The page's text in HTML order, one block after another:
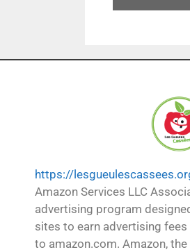
https://
Amazon Services LLC
advertising program
sites to earn advertising
to amazon.com. Amazon,